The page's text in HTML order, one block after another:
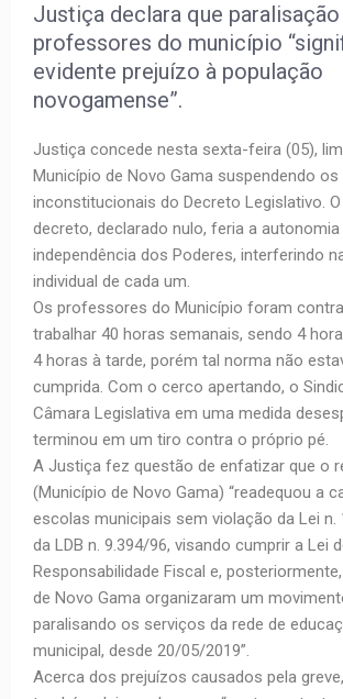
Justiça declara que
professores do município
evidente prejuízo à população
novogamense”.
Justiça concede nesta sexta-feira (05),
Município de Novo Gama suspendendo
inconstitucionais do Decreto Legislativo.
decreto, declarado nulo, feria a autonomia
independência dos Poderes, interferindo
individual de cada um.
Os professores do Município foram
trabalhar 40 horas semanais, sendo 4
4 horas à tarde, porém tal norma não
cumprida. Com o cerco apertando, o
Câmara Legislativa em uma medida
terminou em um tiro contra o próprio pé.
A Justiça fez questão de enfatizar que o
(Município de Novo Gama) “readequou a
escolas municipais sem violação da Lei n.
da LDB n. 9.394/96, visando cumprir a Lei
Responsabilidade Fiscal e,
de Novo Gama organizaram um
paralisando os serviços da rede de
municipal, desde 20/05/2019”.
Acerca dos prejuízos causados pela